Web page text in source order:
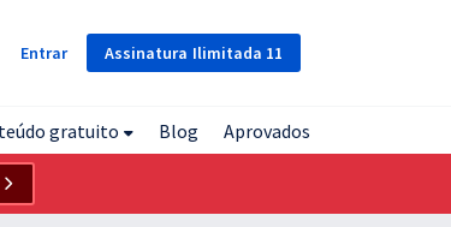
Assinatura Ilimitada 11
Entrar
gratuito Blog Aprovados